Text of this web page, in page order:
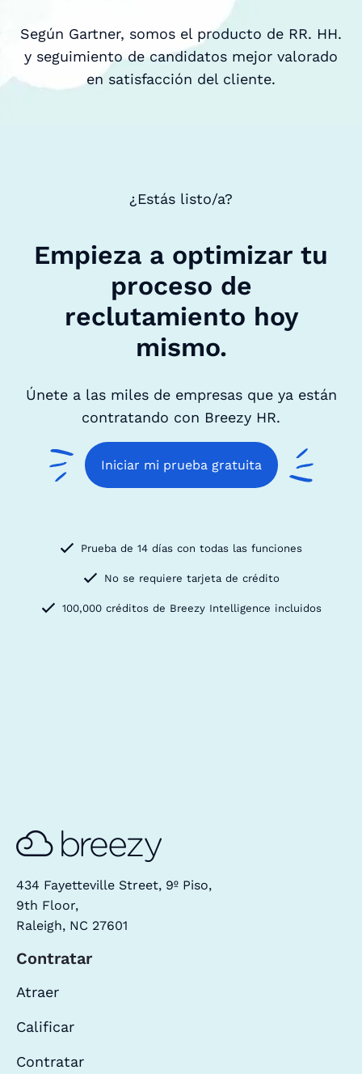
Según Gartner, somos el producto de RR. HH.
y seguimiento de candidatos mejor valorado
en satisfacción del cliente.
¿Estás listo/a?
Empieza a optimizar tu
proceso de
reclutamiento hoy
mismo.
Únete a las miles de empresas que ya están
contratando con Breezy HR.
Iniciar mi prueba gratuita
Prueba de 14 días con todas las funciones
No se requiere tarjeta de crédito
100,000 créditos de Breezy Intelligence incluidos
434 Fayetteville Street, 9º Piso,
9th Floor,
Raleigh, NC 27601
Contratar
Atraer
Calificar
Contratar